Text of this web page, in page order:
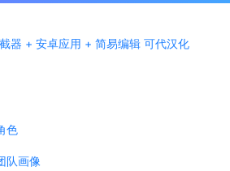
器 + 安卓应用 + 简易编辑 可代汉化
色
队画像